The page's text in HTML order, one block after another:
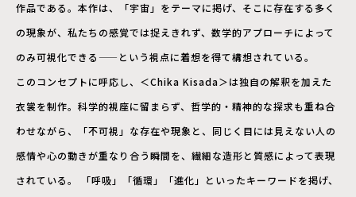
作品である。本作は、「宇宙」をテーマに掲げ、そこに存在する多く
の現象が、私たちの感覚では捉えきれず、数学的アプローチによって
のみ可視化できる——という視点に着想を得て構想されている。
このコンセプトに呼応し、＜Chika Kisada＞は独自の解釈を加えた
衣裳を制作。科学的視座に留まらず、哲学的・精神的な探求も重ね合
わせながら、「不可視」な存在や現象と、同じく目には見えない人の
感情や心の動きが重なり合う瞬間を、繊細な造形と質感によって表現
されている。 「呼吸」「循環」「進化」といったキーワードを掲げ、